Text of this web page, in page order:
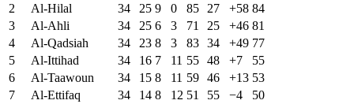
2
Al-Hilal 34 25 9 0 85 27 +58 84
3
Al-Ahli 34 25 6 3 71 25 +46 81
4
Al-Qadsiah 34 23 8 3 83 34 +49 77
5
Al-Ittihad 34 16 7 11 55 48 +7
55
6
Al-Taawoun 34 15 8 11 59 46 +13 53
7
Al-Ettifaq 34 14 8 12 51 55 −4
50